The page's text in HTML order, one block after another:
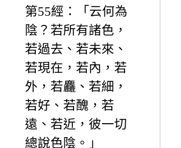
第55經：「云何為
陰？若所有諸色，
若過去、若未來、
若現在，若內，若
外，若麤、若細，
若好、若醜，若
遠、若近，彼一切
總說色陰。」